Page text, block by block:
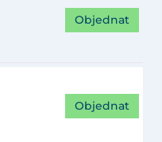
Objednat
Objednat